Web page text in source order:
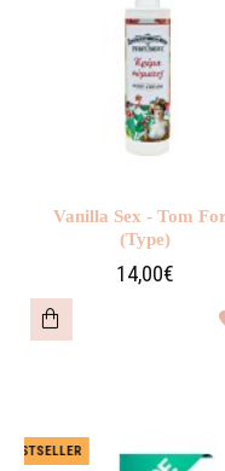
Vanilla Sex - Tom
(Type)
14,00€